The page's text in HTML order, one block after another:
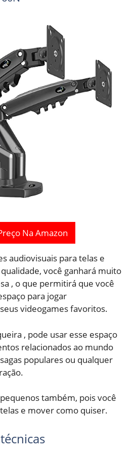
Na Amazon
audiovisuais para telas e
você ganhará muito
, o que permitirá que você
para jogar
videogames favoritos.
, pode usar esse espaço
relacionados ao mundo
populares ou qualquer
também, pois você
e mover como quiser.